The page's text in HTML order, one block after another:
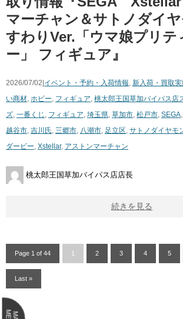
マーチャン＆サトノダイ
すわりVer.「ウマ娘プリテ
ー」 ​フィギュア』
2026/07/02| イベント・予約・入荷情報, 新入荷・買取
い商材, ホビー, フィギュア, 桃太郎王国草加バイパス店
ズ, 一番くじ , フィギュア, 埼玉県, 草加市, 松戸市, SEGA,
越谷市, 吉川氏, 三郷市, 八潮市, 足立区, サトノダイヤモ
ダービー, Xstellar, アストンマーチャン
桃太郎王国草加バイパス店店長
続きを見る
Page 1 of 44 1 2 3 4 5
Last »